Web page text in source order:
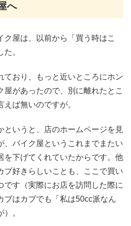
へ
ク屋は、以前から「買う時はこ
。
ており、もっと近いところにホン
屋があったので、別に離れたとこ
ば無いのですが。
というと、店のホームページを見
、バイク屋というこれまでまたい
を下げてくれていたからです。他
ブ好きらしいことも、ここで買い
です（実際にお店を訪問した際に
ブはカブでも「私は50cc派なん
。